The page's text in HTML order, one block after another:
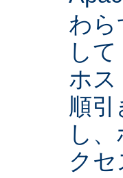
わら
し
ホス
順引
し
ク